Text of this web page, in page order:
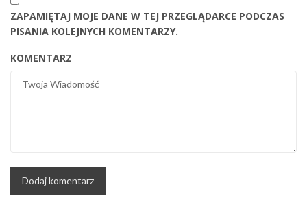
ZAPAMIĘTAJ MOJE DANE W TEJ PRZEGLĄDARCE PODCZAS
PISANIA KOLEJNYCH KOMENTARZY.
KOMENTARZ